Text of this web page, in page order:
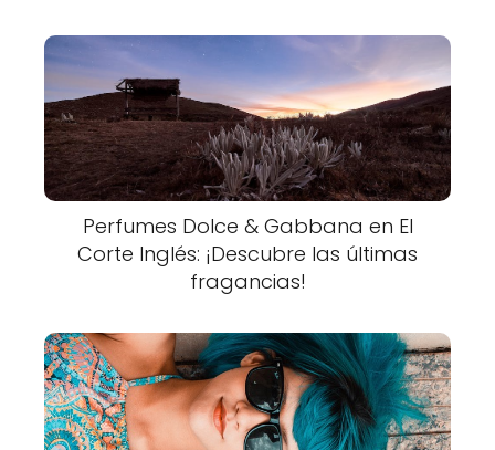
Perfumes Dolce & Gabbana en El
Corte Inglés: ¡Descubre las últimas
fragancias!